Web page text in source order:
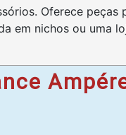
Oferece peças
em nichos ou uma